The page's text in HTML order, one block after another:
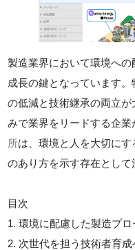
製造業界において環境へ
成長の鍵となっています
の低減と技術継承の両立
みで業界をリードする企業
所は、環境と人を大切に
のあり方を示す存在として
目次
1. 環境に配慮した製造プ
2. 次世代を担う技術者育